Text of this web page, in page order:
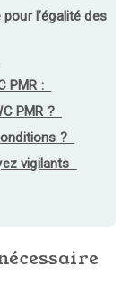
l’égalité des
PMR :
PMR ?
?
vigilants